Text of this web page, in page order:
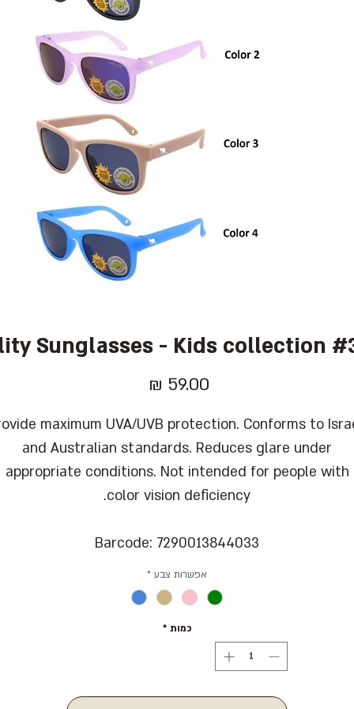
Sunglasses - Kids collection
maximum UVA/UVB protection. Conforms to
and Australian standards. Reduces glare under
appropriate conditions. Not intended for people with
color vision deficiency.
Barcode: 7290013844033
אפשרות צבע *
כמות *